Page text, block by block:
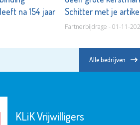
na 154 jaar
Schitter met je
Vlaardingen!
Partnerbijdrage - 01-11-
Alle bedrijven
KLiK Vrijwilligers